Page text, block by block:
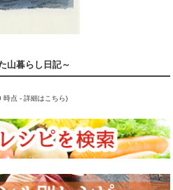
山暮らし日記～
時点 - 詳細はこちら)